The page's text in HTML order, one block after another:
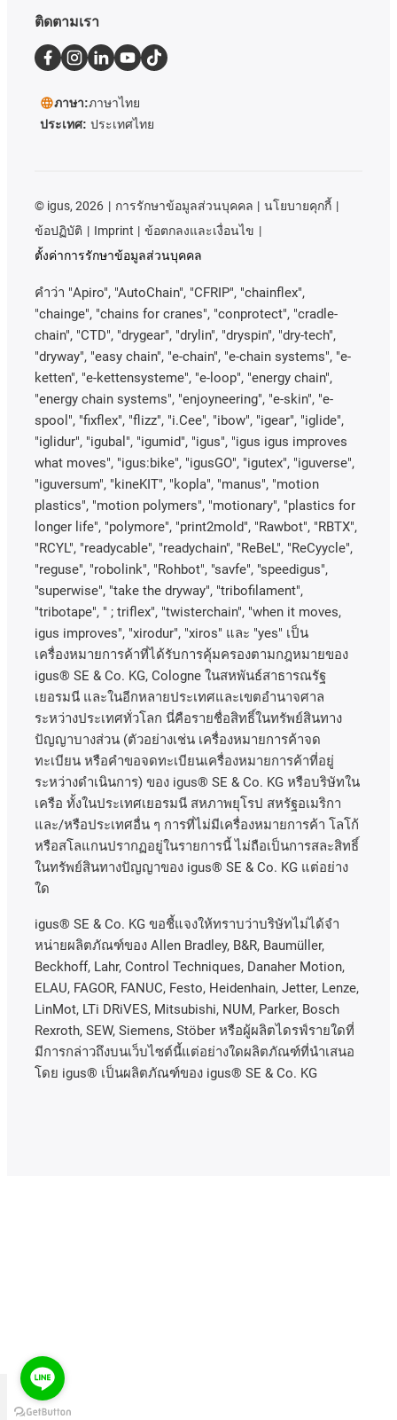
ติดตามเรา
ภาษา:ภาษาไทย
ประเทศ: ประเทศไทย
© igus, 2026 การรักษาข้อมูลส่วนบุคคล
นโยบายคุกกี้
ข้อปฏิบัติ
Imprint
ข้อตกลงและเงื่อนไข
ตั้งค่าการรักษาข้อมูลส่วนบุคคล
คําว่า "Apiro", "AutoChain", "CFRIP", "chainflex",
"chainge", "chains for cranes", "conprotect", "cradle-
chain", "CTD", "drygear", "drylin", "dryspin", "dry-tech",
"dryway", "easy chain", "e-chain", "e-chain systems", "e-
ketten", "e-kettensysteme", "e-loop", "energy chain",
"energy chain systems", "enjoyneering", "e-skin", "e-
spool", "fixflex", "flizz", "i.Cee", "ibow", "igear", "iglide",
"iglidur", "igubal", "igumid", "igus", "igus igus improves
what moves", "igus:bike", "igusGO", "igutex", "iguverse",
"iguversum", "kineKIT", "kopla", "manus", "motion
plastics", "motion polymers", "motionary", "plastics for
longer life", "polymore", "print2mold", "Rawbot", "RBTX",
"RCYL", "readycable", "readychain", "ReBeL", "ReCyycle",
"reguse", "robolink", "Rohbot", "savfe", "speedigus",
"superwise", "take the dryway", "tribofilament",
"tribotape", " ; triflex", "twisterchain", "when it moves,
igus improves", "xirodur", "xiros" และ "yes" เป็น
เครื่องหมายการค้าที่ได้รับการคุ้มครองตามกฎหมายของ
igus® SE & Co. KG, Cologne ในสหพันธ์สาธารณรัฐ
เยอรมนี และในอีกหลายประเทศและเขตอํานาจศาล
ระหว่างประเทศทั่วโลก นี่คือรายชื่อสิทธิ์ในทรัพย์สินทาง
ปัญญาบางส่วน (ตัวอย่างเช่น เครื่องหมายการค้าจด
ทะเบียน หรือคำขอจดทะเบียนเครื่องหมายการค้าที่อยู่
ระหว่างดำเนินการ) ของ igus® SE & Co. KG หรือบริษัทใน
เครือ ทั้งในประเทศเยอรมนี สหภาพยุโรป สหรัฐอเมริกา
และ/หรือประเทศอื่น ๆ การที่ไม่มีเครื่องหมายการค้า โลโก้
หรือสโลแกนปรากฏอยู่ในรายการนี้ ไม่ถือเป็นการสละสิทธิ์
ในทรัพย์สินทางปัญญาของ igus® SE & Co. KG แต่อย่าง
ใด
igus® SE & Co. KG ขอชี้แจงให้ทราบว่าบริษัทไม่ได้จํา
หน่ายผลิตภัณฑ์ของ Allen Bradley, B&R, Baumüller,
Beckhoff, Lahr, Control Techniques, Danaher Motion,
ELAU, FAGOR, FANUC, Festo, Heidenhain, Jetter, Lenze,
LinMot, LTi DRiVES, Mitsubishi, NUM, Parker, Bosch
Rexroth, SEW, Siemens, Stöber หรือผู้ผลิตไดรฟ์รายใดที่
มีการกล่าวถึงบนเว็บไซต์นี้แต่อย่างใดผลิตภัณฑ์ที่นําเสนอ
โดย igus® เป็นผลิตภัณฑ์ของ igus® SE & Co. KG